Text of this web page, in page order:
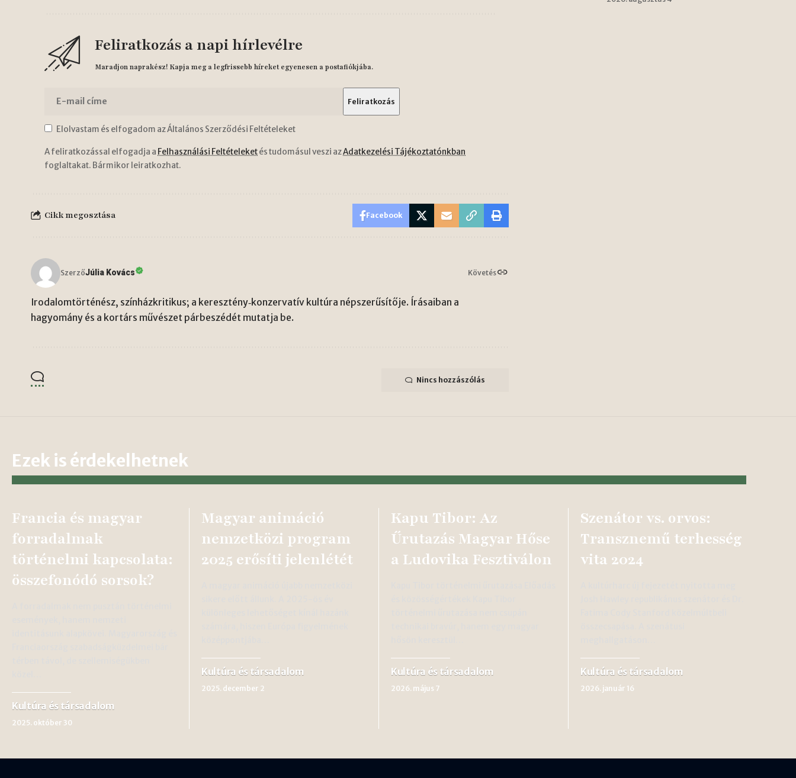
Feliratkozás a napi hírlevélre
Maradjon naprakész! Kapja meg a legfrissebb híreket egyenesen a postafiókjába.
Elolvastam és elfogadom az Általános Szerződési Feltételeket
A feliratkozással elfogadja a Felhasználási Feltételeketés tudomásul veszi azAdatkezelési Tájékoztatónkban
foglaltakat. Bármikor leiratkozhat.
Cikk megosztása Facebook
SzerzőJúlia Kovács Követés
Irodalomtörténész, színházkritikus; a keresztény‑konzervatív kultúra népszerűsítője. Írásaiban a
hagyomány és a kortárs művészet párbeszédét mutatja be.
Nincs hozzászólás
Ezek is érdekelhetnek
Francia és magyar
forradalmak
történelmi kapcsolata:
összefonódó sorsok?
Kultúra és társadalom
2025. október 30
Magyar animáció
nemzetközi program
2025 erősíti jelenlétét
Kultúra és társadalom
2025. december 2
Kapu Tibor: Az
Űrutazás Magyar Hőse
a Ludovika Fesztiválon
Kultúra és társadalom
2026. május 7
Szenátor vs. orvos:
Transznemű terhesség
vita 2024
Kultúra és társadalom
2026. január 16